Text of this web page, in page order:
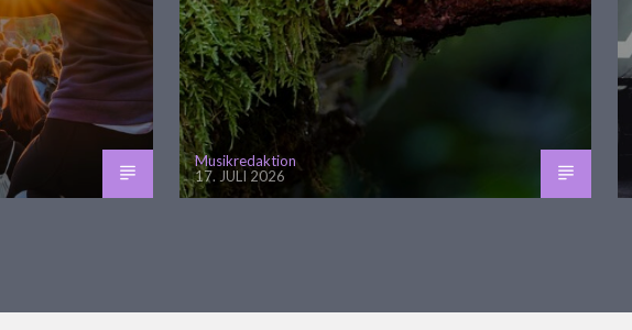
Musikredaktion
17. JULI 2026